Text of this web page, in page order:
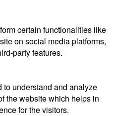
certain functionalities like
on social media platforms,
party features.
to understand and analyze
the website which helps in
for the visitors.